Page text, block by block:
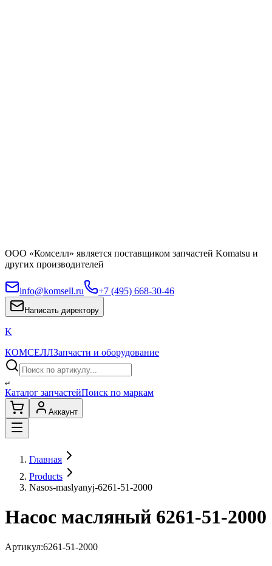
ООО «Комселл» является поставщиком запчастей Komatsu и
других производителей
info@komsell.ru +7 (495) 668-30-46
Написать директору
K
КОМСЕЛЛЗапчасти и оборудование
↵
Каталог запчастейПоиск по маркам
Аккаунт
Главная
Products
Nasos-maslyanyj-6261-51-2000
Насос масляный 6261-51-2000
Артикул:6261-51-2000